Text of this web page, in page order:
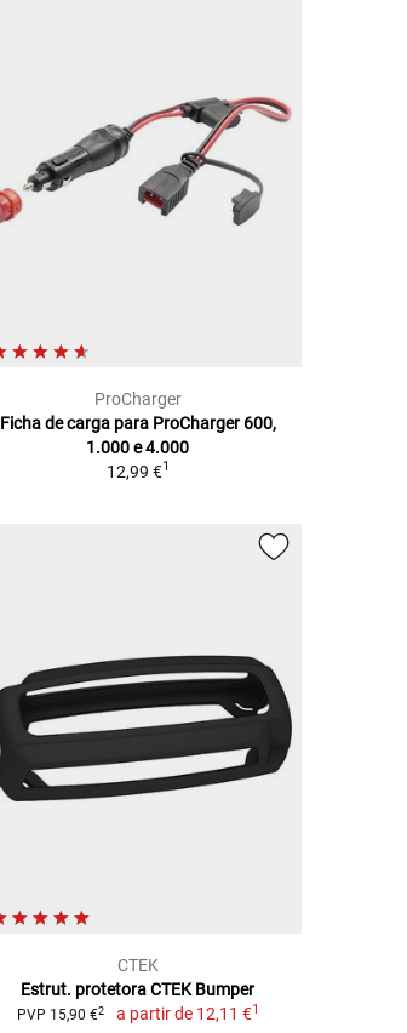
ProCharger
Ficha de carga para ProCharger 600,
1.000 e 4.000
12,99 €1
CTEK
Estrut. protetora CTEK Bumper
PVP 15,90 €2 a partir de 12,11 €1